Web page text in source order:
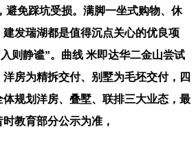
免踩坑受损。满脚一坐式购物、休
发瑞湖都是值得沉点关心的优良项
则静谧”。曲线 米即达华二金山尝试
房为精拆交付、别墅为毛坯交付，四
体规划洋房、叠墅、联排三大业态，最
教育部分公示为准，